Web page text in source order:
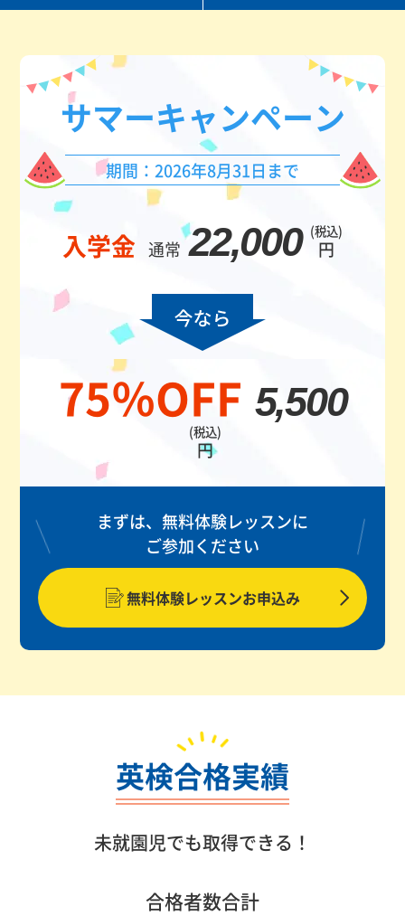
サマーキャンペーン
期間：2026年8月31日まで
入学金 通常 22,000 (税込)
円
75％OFF 5,500
(税込)
円
まずは、無料体験レッスンに
ご参加ください
無料体験レッスンお申込み
英検合格実績
未就園児でも取得できる！
合格者数合計